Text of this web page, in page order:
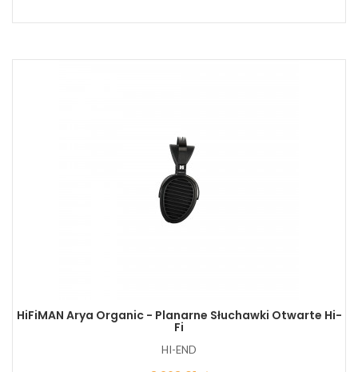
HiFiMAN Arya Organic - Planarne Słuchawki Otwarte Hi-
Fi
HI-END